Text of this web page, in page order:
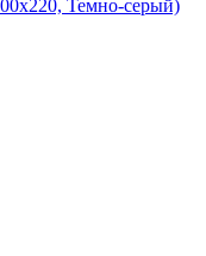
Темно-серый)